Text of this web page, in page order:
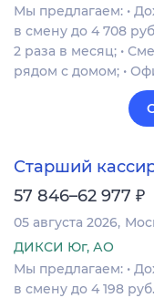
Мы предлагаем: •
в смену до 4 708
2 раза в месяц; •
рядом с домом; •
Старший
57 846–62 977 ₽
05 августа 2026
ДИКСИ Юг, АО
Мы предлагаем: •
в смену до 4 198